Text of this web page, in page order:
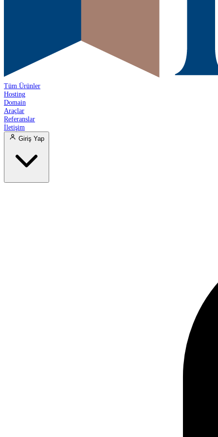
Tüm Ürünler
Hosting
Domain
Araçlar
Referanslar
İletişim
Giriş Yap